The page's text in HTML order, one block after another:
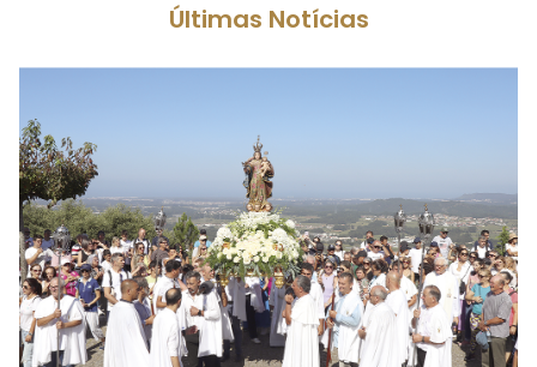
Últimas Notícias